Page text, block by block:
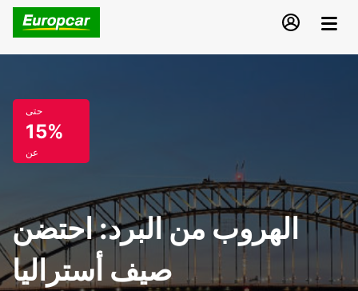
حتى
15%
عن
الهروب من البرد: احتضن
صيف أستراليا